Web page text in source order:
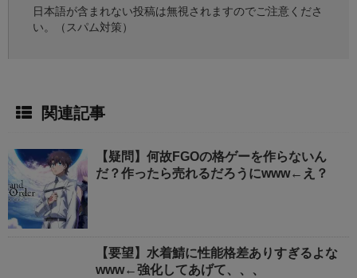
日本語が含まれない投稿は無視されますのでご注意くださ
い。（スパム対策）
関連記事
【疑問】何故FGOの格ゲーを作らないん
だ？作ったら売れるだろうにwww←え？
【要望】水着鯖に性能格差ありすぎるよな
www←強化してあげて、、、